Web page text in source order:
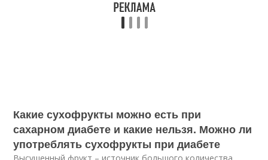
Какие сухофрукты можно есть при
сахарном диабете и какие нельзя. Можно ли
употреблять сухофрукты при диабете